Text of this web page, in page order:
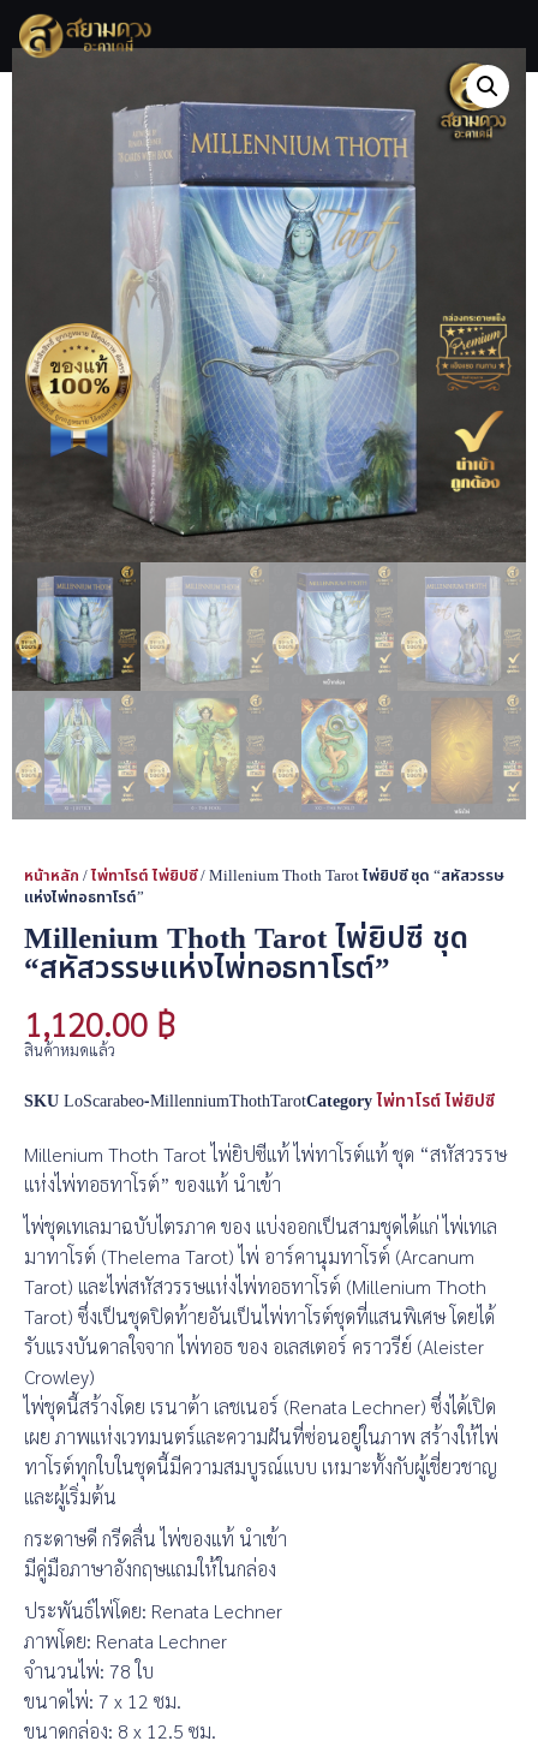
หน้าหลัก /ไพ่ทาโรต์ ไพ่ยิปซี/ Millenium Thoth Tarot ไพ่ยิปซี ชุด “สหัสวรรษ
แห่งไพ่ทอธทาโรต์”
Millenium Thoth Tarot ไพ่ยิปซี ชุด
“สหัสวรรษแห่งไพ่ทอธทาโรต์”
1,120.00 ฿
สินค้าหมดแล้ว
SKULoScarabeo-MillenniumThothTarotCategoryไพ่ทาโรต์ ไพ่ยิปซี
Millenium Thoth Tarot ไพ่ยิปซีแท้ ไพ่ทาโรต์แท้ ชุด “สหัสวรรษ
แห่งไพ่ทอธทาโรต์” ของแท้ นำเข้า
ไพ่ชุดเทเลมาฉบับไตรภาค ของ แบ่งออกเป็นสามชุดได้แก่ ไพ่เทเล
มาทาโรต์ (Thelema Tarot) ไพ่ อาร์คานุมทาโรต์ (Arcanum
Tarot) และไพ่สหัสวรรษแห่งไพ่ทอธทาโรต์ (Millenium Thoth
Tarot) ซึ่งเป็นชุดปิดท้ายอันเป็นไพ่ทาโรต์ชุดที่แสนพิเศษ โดยได้
รับแรงบันดาลใจจาก ไพ่ทอธ ของ อเลสเตอร์ คราวรีย์ (Aleister
Crowley)
ไพ่ชุดนี้สร้างโดย เรนาต้า เลชเนอร์ (Renata Lechner) ซึ่งได้เปิด
เผย ภาพแห่งเวทมนตร์และความฝันที่ซ่อนอยู่ในภาพ สร้างให้ไพ่
ทาโรต์ทุกใบในชุดนี้มีความสมบูรณ์แบบ เหมาะทั้งกับผู้เชี่ยวชาญ
และผู้เริ่มต้น
กระดาษดี กรีดลื่น ไพ่ของแท้ นำเข้า
มีคู่มือภาษาอังกฤษแถมให้ในกล่อง
ประพันธ์ไพ่โดย: Renata Lechner
ภาพโดย: Renata Lechner
จำนวนไพ่: 78 ใบ
ขนาดไพ่: 7 x 12 ซม.
ขนาดกล่อง: 8 x 12.5 ซม.